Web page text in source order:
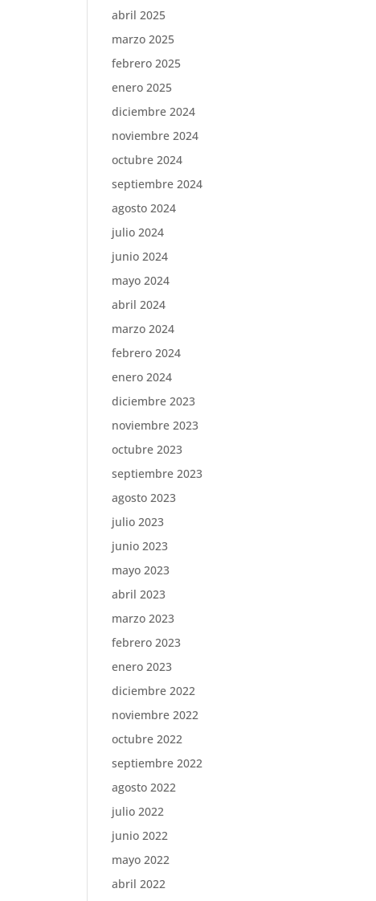
abril 2025
marzo 2025
febrero 2025
enero 2025
diciembre 2024
noviembre 2024
octubre 2024
septiembre 2024
agosto 2024
julio 2024
junio 2024
mayo 2024
abril 2024
marzo 2024
febrero 2024
enero 2024
diciembre 2023
noviembre 2023
octubre 2023
septiembre 2023
agosto 2023
julio 2023
junio 2023
mayo 2023
abril 2023
marzo 2023
febrero 2023
enero 2023
diciembre 2022
noviembre 2022
octubre 2022
septiembre 2022
agosto 2022
julio 2022
junio 2022
mayo 2022
abril 2022